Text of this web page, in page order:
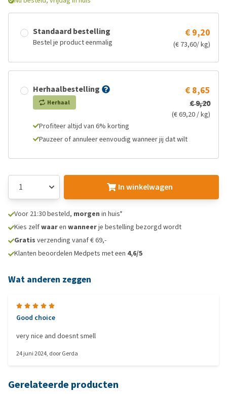
Standaard bestelling
Bestel je product eenmalig
€ 9,20
(€ 73,60/ kg)
Herhaalbestelling
Herhaal
€ 8,65
€ 9,20
(€ 69,20 / kg)
Profiteer altijd van 6% korting
Pauzeer of annuleer eenvoudig wanneer jij dat wilt
In winkelwagen
Voor 21:30 besteld, morgen in huis*
Kies zelfwaaren wanneerje bestelling bezorgd wordt
Gratis verzending vanaf € 69,-
Klanten beoordelen Medpets met een 4,6/5
Wat anderen zeggen
Good choice
very nice and doesnt smell
24 juni 2024, doorGerda
Gerelateerde producten